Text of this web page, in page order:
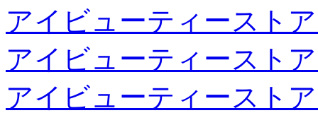
アイビューティースト
アイビューティースト
アイビューティースト